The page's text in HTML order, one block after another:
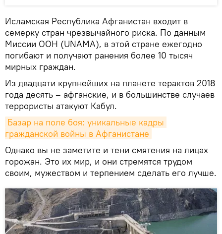
Исламская Республика Афганистан входит в
семерку стран чрезвычайного риска. По данным
Миссии ООН (UNAMA), в этой стране ежегодно
погибают и получают ранения более 10 тысяч
мирных граждан.
Из двадцати крупнейших на планете терактов 2018
года десять – афганские, и в большинстве случаев
террористы атакуют Кабул.
Базар на поле боя: уникальные кадры
гражданской войны в Афганистане
Однако вы не заметите и тени смятения на лицах
горожан. Это их мир, и они стремятся трудом
своим, мужеством и терпением сделать его лучше.